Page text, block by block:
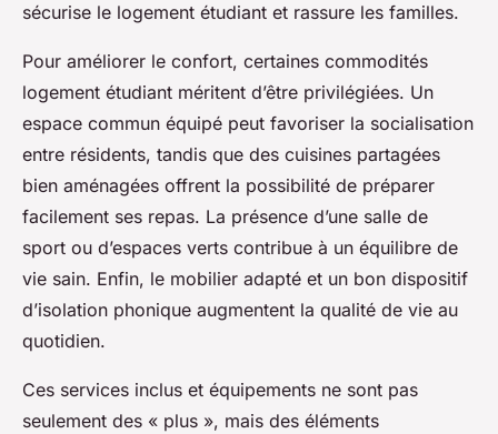
sécurise le logement étudiant et rassure les familles.
Pour améliorer le confort, certaines commodités
logement étudiant méritent d’être privilégiées. Un
espace commun équipé peut favoriser la socialisation
entre résidents, tandis que des cuisines partagées
bien aménagées offrent la possibilité de préparer
facilement ses repas. La présence d’une salle de
sport ou d’espaces verts contribue à un équilibre de
vie sain. Enfin, le mobilier adapté et un bon dispositif
d’isolation phonique augmentent la qualité de vie au
quotidien.
Ces services inclus et équipements ne sont pas
seulement des « plus », mais des éléments